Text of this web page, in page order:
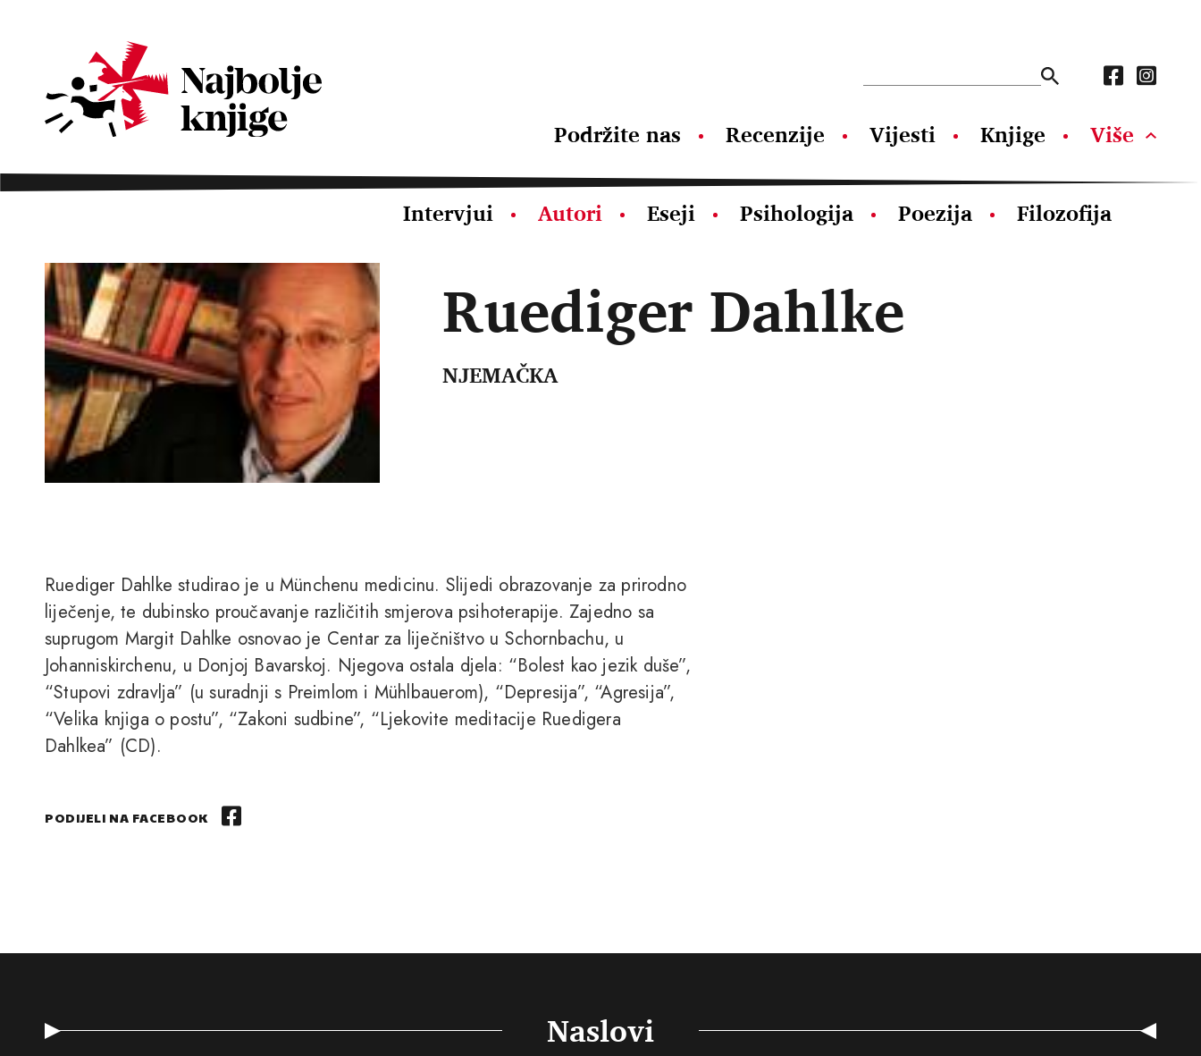
Podržite nas Recenzije Vijesti Knjige Više
Intervjui Autori Eseji Psihologija Poezija Filozofija
Ruediger Dahlke
NJEMAČKA
Ruediger Dahlke studirao je u Münchenu medicinu. Slijedi obrazovanje za prirodno
liječenje, te dubinsko proučavanje različitih smjerova psihoterapije. Zajedno sa
suprugom Margit Dahlke osnovao je Centar za liječništvo u Schornbachu, u
Johanniskirchenu, u Donjoj Bavarskoj. Njegova ostala djela: “Bolest kao jezik duše”,
“Stupovi zdravlja” (u suradnji s Preimlom i Mühlbauerom), “Depresija”, “Agresija”,
“Velika knjiga o postu”, “Zakoni sudbine”, “Ljekovite meditacije Ruedigera
Dahlkea” (CD).
PODIJELI NA FACEBOOK
Naslovi